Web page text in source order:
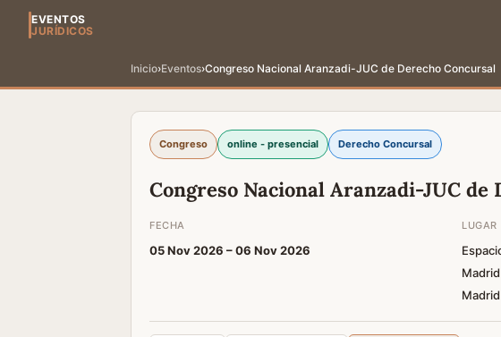
EVENTOS
JURÍDICOS
Inicio›Eventos›Congreso Nacional Aranzadi-JUC de Derecho Concursal
Congreso online - presencial Derecho Concursal
Congreso Nacional Aranzadi-JUC de
FECHA
05 Nov 2026 –06 Nov 2026
LUGAR
Madrid
Madrid